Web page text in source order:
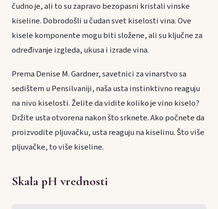
čudno je, ali to su zapravo bezopasni kristali vinske
kiseline. Dobrodošli u čudan svet kiselosti vina. Ove
kisele komponente mogu biti složene, ali su ključne za
određivanje izgleda, ukusa i izrade vina.
Prema Denise M. Gardner, savetnici za vinarstvo sa
sedištem u Pensilvaniji, naša usta instinktivno reaguju
na nivo kiselosti. Želite da vidite koliko je vino kiselo?
Držite usta otvorena nakon što srknete. Ako počnete da
proizvodite pljuvačku, usta reaguju na kiselinu. Što više
pljuvačke, to više kiseline.
Skala pH vrednosti